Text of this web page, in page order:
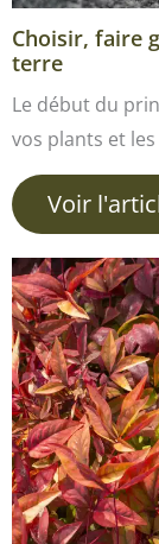
Choisir, faire
terre
Le début du
vos plants et
Voir